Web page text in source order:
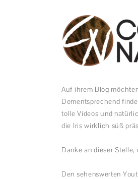
Auf ihrem Blog
Dementsprechend
tolle Videos und
die Iris wirklich süß
Danke an dieser
Den sehenswerten